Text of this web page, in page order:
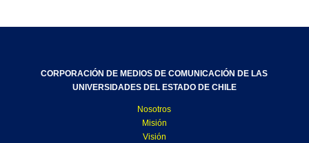
CORPORACIÓN DE MEDIOS DE COMUNICACIÓN DE LAS
UNIVERSIDADES DEL ESTADO DE CHILE
Nosotros
Misión
Visión